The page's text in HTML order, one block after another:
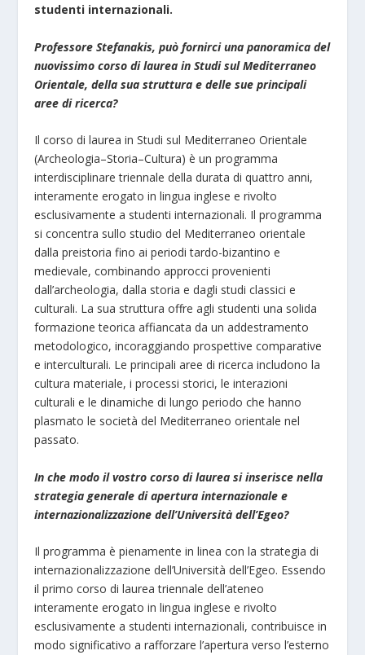
studenti internazionali.
Professore Stefanakis, può fornirci una panoramica del
nuovissimo corso di laurea in Studi sul Mediterraneo
Orientale, della sua struttura e delle sue principali
aree di ricerca?
Il corso di laurea in Studi sul Mediterraneo Orientale
(Archeologia–Storia–Cultura) è un programma
interdisciplinare triennale della durata di quattro anni,
interamente erogato in lingua inglese e rivolto
esclusivamente a studenti internazionali. Il programma
si concentra sullo studio del Mediterraneo orientale
dalla preistoria fino ai periodi tardo-bizantino e
medievale, combinando approcci provenienti
dall’archeologia, dalla storia e dagli studi classici e
culturali. La sua struttura offre agli studenti una solida
formazione teorica affiancata da un addestramento
metodologico, incoraggiando prospettive comparative
e interculturali. Le principali aree di ricerca includono la
cultura materiale, i processi storici, le interazioni
culturali e le dinamiche di lungo periodo che hanno
plasmato le società del Mediterraneo orientale nel
passato.
In che modo il vostro corso di laurea si inserisce nella
strategia generale di apertura internazionale e
internazionalizzazione dell’Università dell’Egeo?
Il programma è pienamente in linea con la strategia di
internazionalizzazione dell’Università dell’Egeo. Essendo
il primo corso di laurea triennale dell’ateneo
interamente erogato in lingua inglese e rivolto
esclusivamente a studenti internazionali, contribuisce in
modo significativo a rafforzare l’apertura verso l’esterno